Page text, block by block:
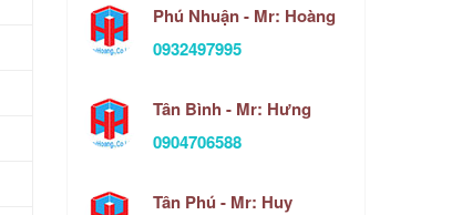
Phú Nhuận - Mr: Hoàng
0932497995
Tân Bình - Mr: Hưng
0904706588
Tân Phú - Mr: Huy